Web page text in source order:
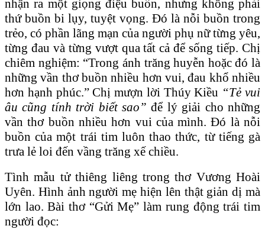
nhận ra một giọng điệu buồn, nhưng không phải
thứ buồn bi lụy, tuyệt vọng. Đó là nỗi buồn trong
trẻo, có phần lãng mạn của người phụ nữ từng yêu,
từng đau và từng vượt qua tất cả để sống tiếp. Chị
chiêm nghiệm: “Trong ánh trăng huyễn hoặc đó là
những vần thơ buồn nhiều hơn vui, đau khổ nhiều
hơn hạnh phúc.” Chị mượn lời Thúy Kiều “Tẻ vui
âu cũng tính trời biết sao” để lý giải cho những
vần thơ buồn nhiều hơn vui của mình. Đó là nỗi
buồn của một trái tim luôn thao thức, từ tiếng gà
trưa lẻ loi đến vầng trăng xế chiều.
Tình mẫu tử thiêng liêng trong thơ Vương Hoài
Uyên. Hình ảnh người mẹ hiện lên thật giản dị mà
lớn lao. Bài thơ “Gửi Mẹ” làm rung động trái tim
người đọc: